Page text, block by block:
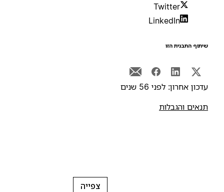
Twitter
LinkedIn
התבנית הזו
אחרון: לפני 56 שנים
והגבלות
צפייה